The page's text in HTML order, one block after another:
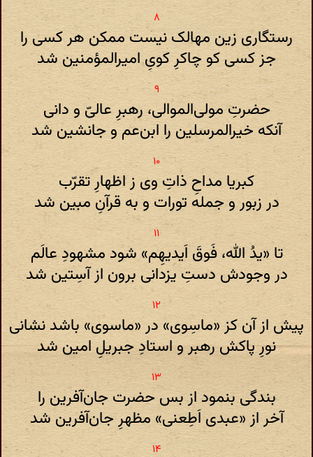
رستگاری زین مهالک نیست ممکن هر کسی را
جز کسی کو چاکرِ کویِ امیرالمؤمنین شد
حضرتِ مولی‌الموالی، رهبرِ عالیّ و دانی
آنکه خیرالمرسلین را ابن‌عم و جانشین شد
کبریا مداحِ ذاتِ وی ز اظهارِ تقرّب
در زبور و جمله تورات و به قرآنِ مبین شد
تا «یدُ الله، فَوقَ اَیدیهِم» شود مشهودِ عالَم
در وجودش دستِ یزدانی برون از آسِتین شد
پیش از آن کز «ماسِوی» در «ماسوی» باشد نشانی
نورِ پاکش رهبر و استادِ جبریلِ امین شد
بندگی بنمود از بس حضرت جان‌آفرین را
آخر از «عبدی اَطِعنی» مظهرِ جان‌آفرین شد